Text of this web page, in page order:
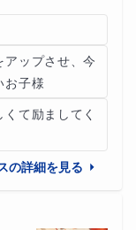
ップさせ、今
お子様
て励ましてく
の詳細を見る